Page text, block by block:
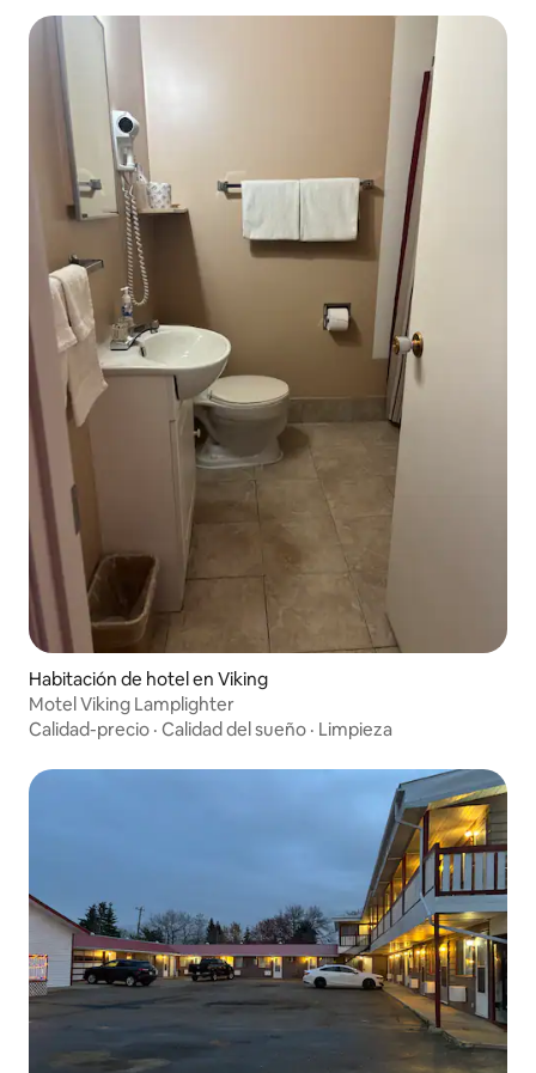
Habitación de hotel en Viking
Motel Viking Lamplighter
Calidad-precio · Calidad del sueño · Limpieza